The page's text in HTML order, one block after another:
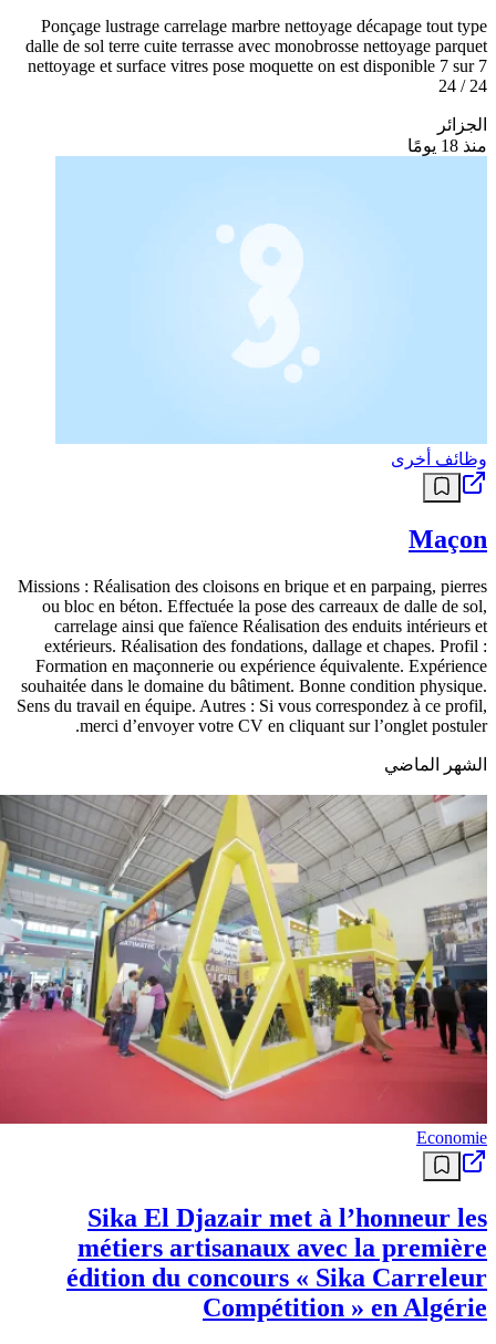
Ponçage lustrage carrelage marbre nettoyage décapage tout type
dalle de sol terre cuite terrasse avec monobrosse nettoyage parquet
nettoyage et surface vitres pose moquette on est disponible 7 sur 7
24 / 24
الجزائر
منذ 18 يومًا
وظائف أخرى
Maçon
Missions : Réalisation des cloisons en brique et en parpaing, pierres
ou bloc en béton. Effectuée la pose des carreaux de dalle de sol,
carrelage ainsi que faïence Réalisation des enduits intérieurs et
extérieurs. Réalisation des fondations, dallage et chapes. Profil :
Formation en maçonnerie ou expérience équivalente. Expérience
souhaitée dans le domaine du bâtiment. Bonne condition physique.
Sens du travail en équipe. Autres : Si vous correspondez à ce profil,
merci d’envoyer votre CV en cliquant sur l’onglet postuler.
الشهر الماضي
Economie
Sika El Djazair met à l’honneur les
métiers artisanaux avec la première
édition du concours « Sika Carreleur
Compétition » en Algérie